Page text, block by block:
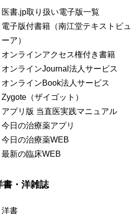
医書.jp取り扱い電子版一覧
電子版付書籍（南江堂テキストビュ
ーア）
オンラインアクセス権付き書籍
オンラインJournal法人サービス
オンラインBook法人サービス
Zygote（ザイゴット）
アプリ版 当直医実践マニュアル
今日の治療薬アプリ
今日の治療薬WEB
最新の臨床WEB
書・洋雑誌
洋書